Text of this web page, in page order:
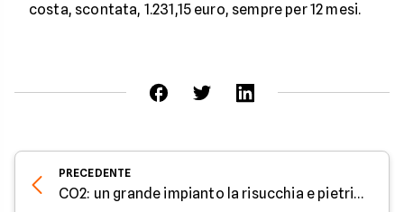
costa, scontata, 1.231,15 euro, sempre per 12 mesi.
PRECEDENTE
CO2: un grande impianto la risucchia e pietrifica